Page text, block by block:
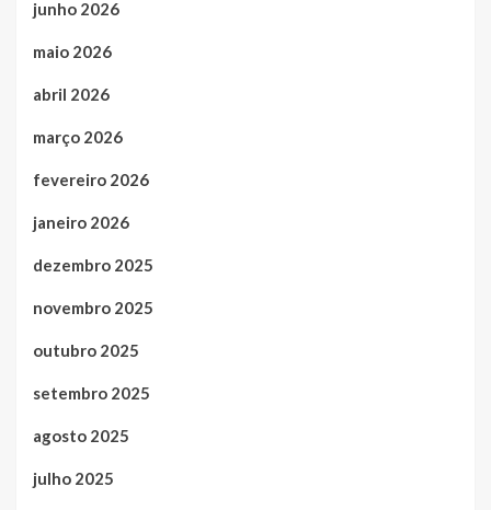
junho 2026
maio 2026
abril 2026
março 2026
fevereiro 2026
janeiro 2026
dezembro 2025
novembro 2025
outubro 2025
setembro 2025
agosto 2025
julho 2025